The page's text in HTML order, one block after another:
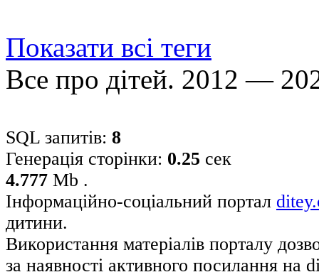
Показати всі теги
Все про дітей. 2012 —
SQL запитів: 8
Генерація сторінки: 0.25 сек
4.777 Mb .
Інформаційно-соціальний портал
дитини.
Використання матеріалів порталу
за наявності активного посилання на